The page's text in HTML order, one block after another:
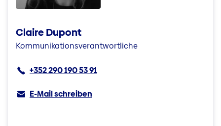
Claire Dupont
Kommunikationsverantwortliche
+352 290 190 53 91
E-Mail schreiben